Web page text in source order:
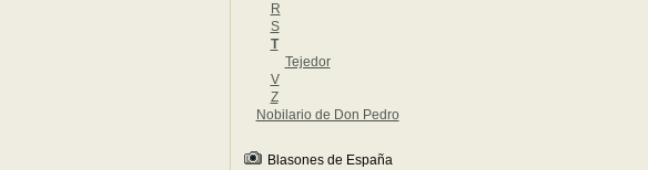
R
S
T
Tejedor
V
Z
Nobilario de Don Pedro
Blasones de España